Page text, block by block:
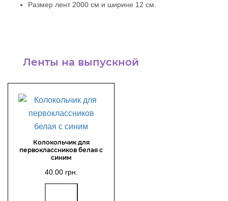
Размер лент 2000 см и ширине 12 см.
Ленты на выпускной
Колокольчик для
первоклассников белая с
синим
40.00 грн.